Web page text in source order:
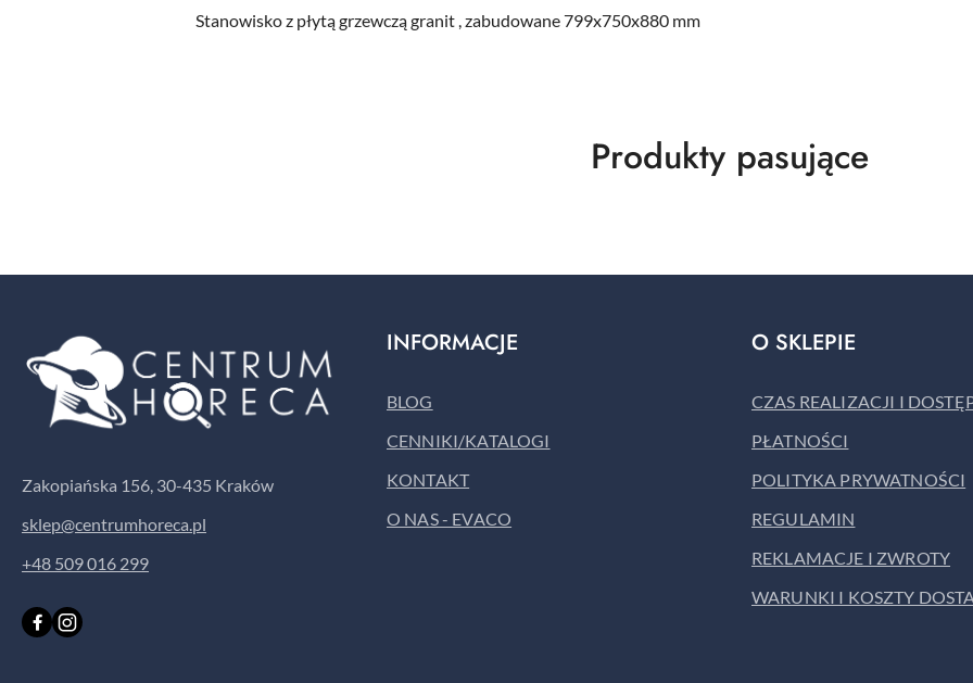
Stanowisko z płytą grzewczą granit , zabudowane 799x750x880 mm
Produkty
Produkty pasujące
Zakopiańska 156, 30-435 Kraków
sklep@centrumhoreca.pl
+48 509 016 299
INFORMACJE
BLOG
CENNIKI/KATALOGI
KONTAKT
O NAS - EVACO
O SKLEPIE
CZAS REALIZACJI I
PŁATNOŚCI
POLITYKA PRYWATNOŚCI
REGULAMIN
REKLAMACJE I ZWROTY
WARUNKI I KOSZTY